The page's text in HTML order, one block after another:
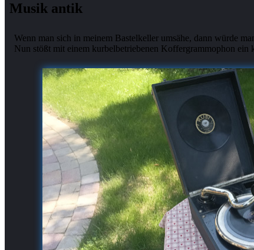
Musik antik
Wenn man sich in meinem Bastelkeller umsähe, dann würde
Nun stößt mit einem kurbelbetriebenen Koffergrammophon